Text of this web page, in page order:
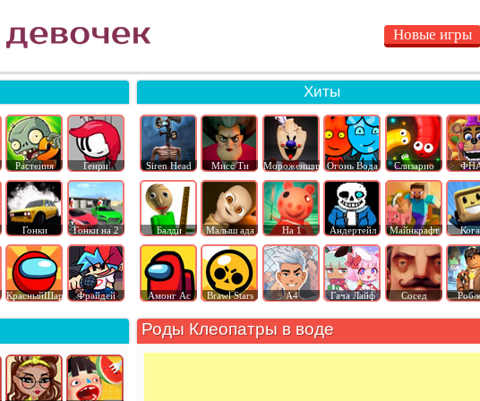
Новые игры
Растения Генри
Гонки Гонки на 2
КрасныйШар Фрайдей
Хиты
Siren Head Мисс Ти Мороженщик Огонь Вода Слизарио
Балди Малыш ада На 1 Андертейл Майнкрафт
Амонг Ас Brawl Stars А4 Гача Лайф Сосед
Роды Клеопатры в воде